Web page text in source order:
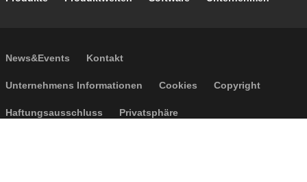
Footer secondary navigation
News&Events Kontakt
Footer menu
Unternehmens Informationen Cookies Copyright
Haftungsausschluss Privatsphäre